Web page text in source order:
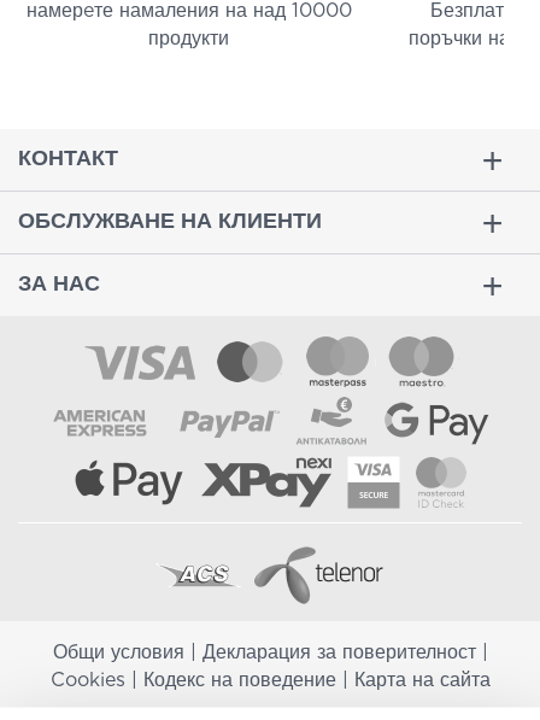
намерeте намаления на над 10000
продукти
Безплатна
поръчки над
КОНТАКТ
ОБСЛУЖВАНЕ НА КЛИЕНТИ
ЗА НАС
Общи условия Декларация за поверителност|
Cookies
Кодекс на поведение| Карта на сайта